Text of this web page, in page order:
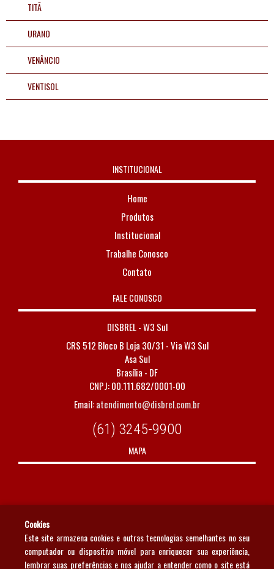
TITÃ
URANO
VENÂNCIO
VENTISOL
INSTITUCIONAL
Home
Produtos
Institucional
Trabalhe Conosco
Contato
FALE CONOSCO
DISBREL - W3 Sul
CRS 512 Bloco B Loja 30/31 - Via W3 Sul
Asa Sul
Brasília - DF
CNPJ: 00.111.682/0001-00
Email:atendimento@disbrel.com.br
(61) 3245-9900
MAPA
Cookies
Este site armazena cookies e outras tecnologias semelhantes no seu
computador ou dispositivo móvel para enriquecer sua experiência,
lembrar suas preferências e nos ajudar a entender como o site está